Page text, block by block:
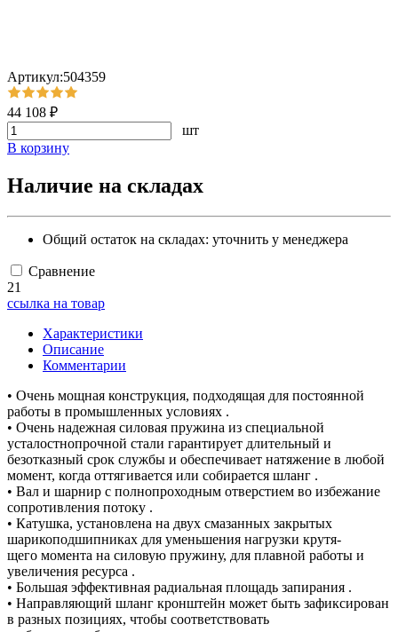
Артикул:504359
44 108 ₽
шт
В корзину
Наличие на складах
Общий остаток на складах: уточнить у менеджера
Сравнение
21
ссылка на товар
Характеристики
Описание
Комментарии
• Очень мощная конструкция, подходящая для постоянной
работы в промышленных условиях .
• Очень надежная силовая пружина из специальной
усталостнопрочной стали гарантирует длительный и
безотказный срок службы и обеспечивает натяжение в любой
момент, когда оттягивается или собирается шланг .
• Вал и шарнир с полнопроходным отверстием во избежание
сопротивления потоку .
• Катушка, установлена на двух смазанных закрытых
шарикоподшипниках для уменьшения нагрузки крутя-
щего момента на силовую пружину, для плавной работы и
увеличения ресурса .
• Большая эффективная радиальная площадь запирания .
• Направляющий шланг кронштейн может быть зафиксирован
в разных позициях, чтобы соответствовать